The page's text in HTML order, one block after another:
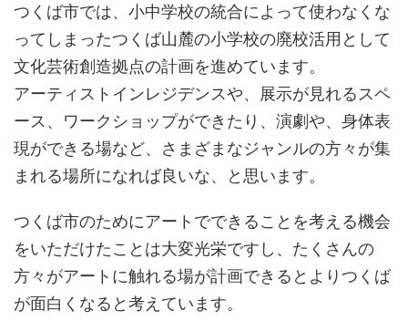
つくば市では、小中学校の統合によって使わなくな
ってしまったつくば山麓の小学校の廃校活用として
文化芸術創造拠点の計画を進めています。
アーティストインレジデンスや、展示が見れるスペ
ース、ワークショップができたり、演劇や、身体表
現ができる場など、さまざまなジャンルの方々が集
まれる場所になれば良いな、と思います。
つくば市のためにアートでできることを考える機会
をいただけたことは大変光栄ですし、たくさんの
方々がアートに触れる場が計画できるとよりつくば
が面白くなると考えています。